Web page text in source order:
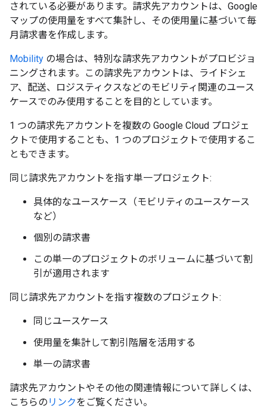
されている必要があります。請求先アカウントは、Google
マップの使用量をすべて集計し、その使用量に基づいて毎
月請求書を作成します。
Mobility の場合は、特別な請求先アカウントがプロビジョ
ニングされます。この請求先アカウントは、ライドシェ
ア、配送、ロジスティクスなどのモビリティ関連のユース
ケースでのみ使用することを目的としています。
1 つの請求先アカウントを複数の Google Cloud プロジェ
クトで使用することも、1 つのプロジェクトで使用するこ
ともできます。
同じ請求先アカウントを指す単一プロジェクト:
具体的なユースケース（モビリティのユースケース
など）
個別の請求書
この単一のプロジェクトのボリュームに基づいて割
引が適用されます
同じ請求先アカウントを指す複数のプロジェクト:
同じユースケース
使用量を集計して割引階層を活用する
単一の請求書
請求先アカウントやその他の関連情報について詳しくは、
こちらの リンクをご覧ください。